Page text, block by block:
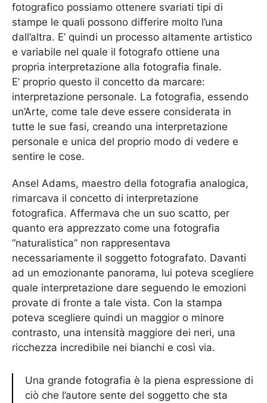
fotografico possiamo ottenere svariati tipi di
stampe le quali possono differire molto l’una
dall’altra. E’ quindi un processo altamente artistico
e variabile nel quale il fotografo ottiene una
propria interpretazione alla fotografia finale.
E’ proprio questo il concetto da marcare:
interpretazione personale. La fotografia, essendo
un’Arte, come tale deve essere considerata in
tutte le sue fasi, creando una interpretazione
personale e unica del proprio modo di vedere e
sentire le cose.
Ansel Adams, maestro della fotografia analogica,
rimarcava il concetto di interpretazione
fotografica. Affermava che un suo scatto, per
quanto era apprezzato come una fotografia
“naturalistica” non rappresentava
necessariamente il soggetto fotografato. Davanti
ad un emozionante panorama, lui poteva scegliere
quale interpretazione dare seguendo le emozioni
provate di fronte a tale vista. Con la stampa
poteva scegliere quindi un maggior o minore
contrasto, una intensità maggiore dei neri, una
ricchezza incredibile nei bianchi e così via.
Una grande fotografia è la piena espressione di
ciò che l’autore sente del soggetto che sta